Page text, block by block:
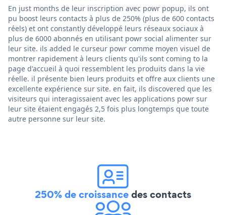
En just months de leur inscription avec powr popup, ils ont
pu boost leurs contacts à plus de 250% (plus de 600 contacts
réels) et ont constantly développé leurs réseaux sociaux à
plus de 6000 abonnés en utilisant powr social alimenter sur
leur site. ils added le curseur powr comme moyen visuel de
montrer rapidement à leurs clients qu'ils sont coming to la
page d'accueil à quoi ressemblent les produits dans la vie
réelle. il présente bien leurs produits et offre aux clients une
excellente expérience sur site. en fait, ils discovered que les
visiteurs qui interagissaient avec les applications powr sur
leur site étaient engagés 2,5 fois plus longtemps que toute
autre personne sur leur site.
250% de croissancedes contacts